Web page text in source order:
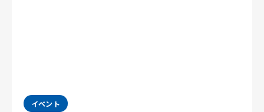
イベント